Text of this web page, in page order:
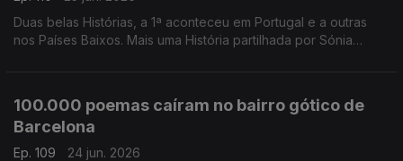
Duas belas Histórias, a 1ª aconteceu em Portugal e a outras
nos Países Baixos. Mais uma História partilhada por Sónia
100.000 poemas caíram no bairro gótico de
Barcelona
Ep. 109
24 jun. 2026